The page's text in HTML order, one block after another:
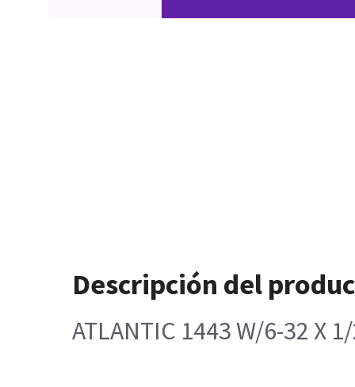
Descripción del
ATLANTIC 1443 W/6-32 X